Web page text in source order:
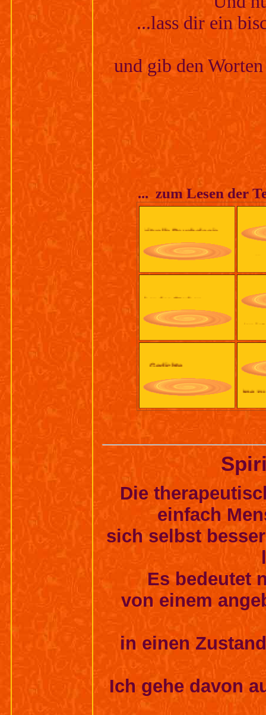
...lass dir ein
und gib den
... zum Lesen der
Spirituelle Psychologie...
Sich selbst
Über das Sterben...
Leiden ist (un)
Ohne zu wählen....
Die
einfach
sich selbst
Es bedeutet
von einem
in einen
Ich gehe davon